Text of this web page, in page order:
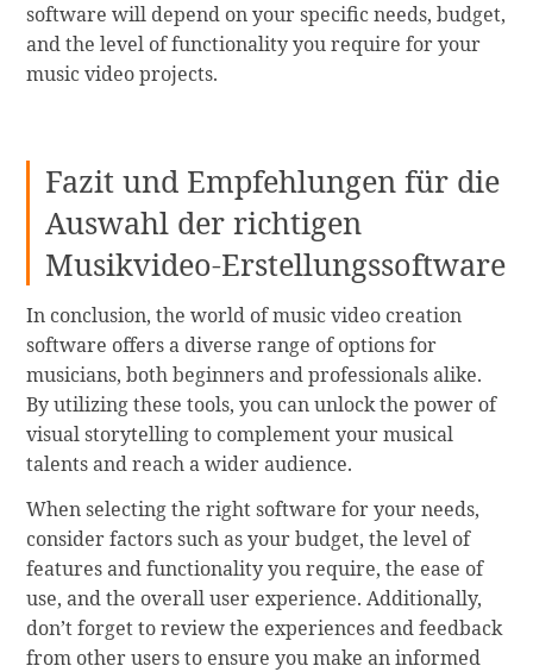
software will depend on your specific needs, budget,
and the level of functionality you require for your
music video projects.
Fazit und Empfehlungen für die
Auswahl der richtigen
Musikvideo-Erstellungssoftware
In conclusion, the world of music video creation
software offers a diverse range of options for
musicians, both beginners and professionals alike.
By utilizing these tools, you can unlock the power of
visual storytelling to complement your musical
talents and reach a wider audience.
When selecting the right software for your needs,
consider factors such as your budget, the level of
features and functionality you require, the ease of
use, and the overall user experience. Additionally,
don’t forget to review the experiences and feedback
from other users to ensure you make an informed